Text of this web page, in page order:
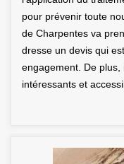
pour prévenir toute
de Charpentes va
dresse un devis qui
engagement. De
intéressants et